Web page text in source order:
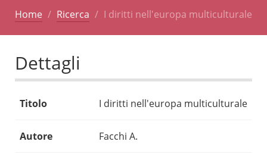
Home Ricerca I diritti nell'europa multiculturale
Dettagli
Titolo I diritti nell'europa multiculturale
Autore Facchi A.